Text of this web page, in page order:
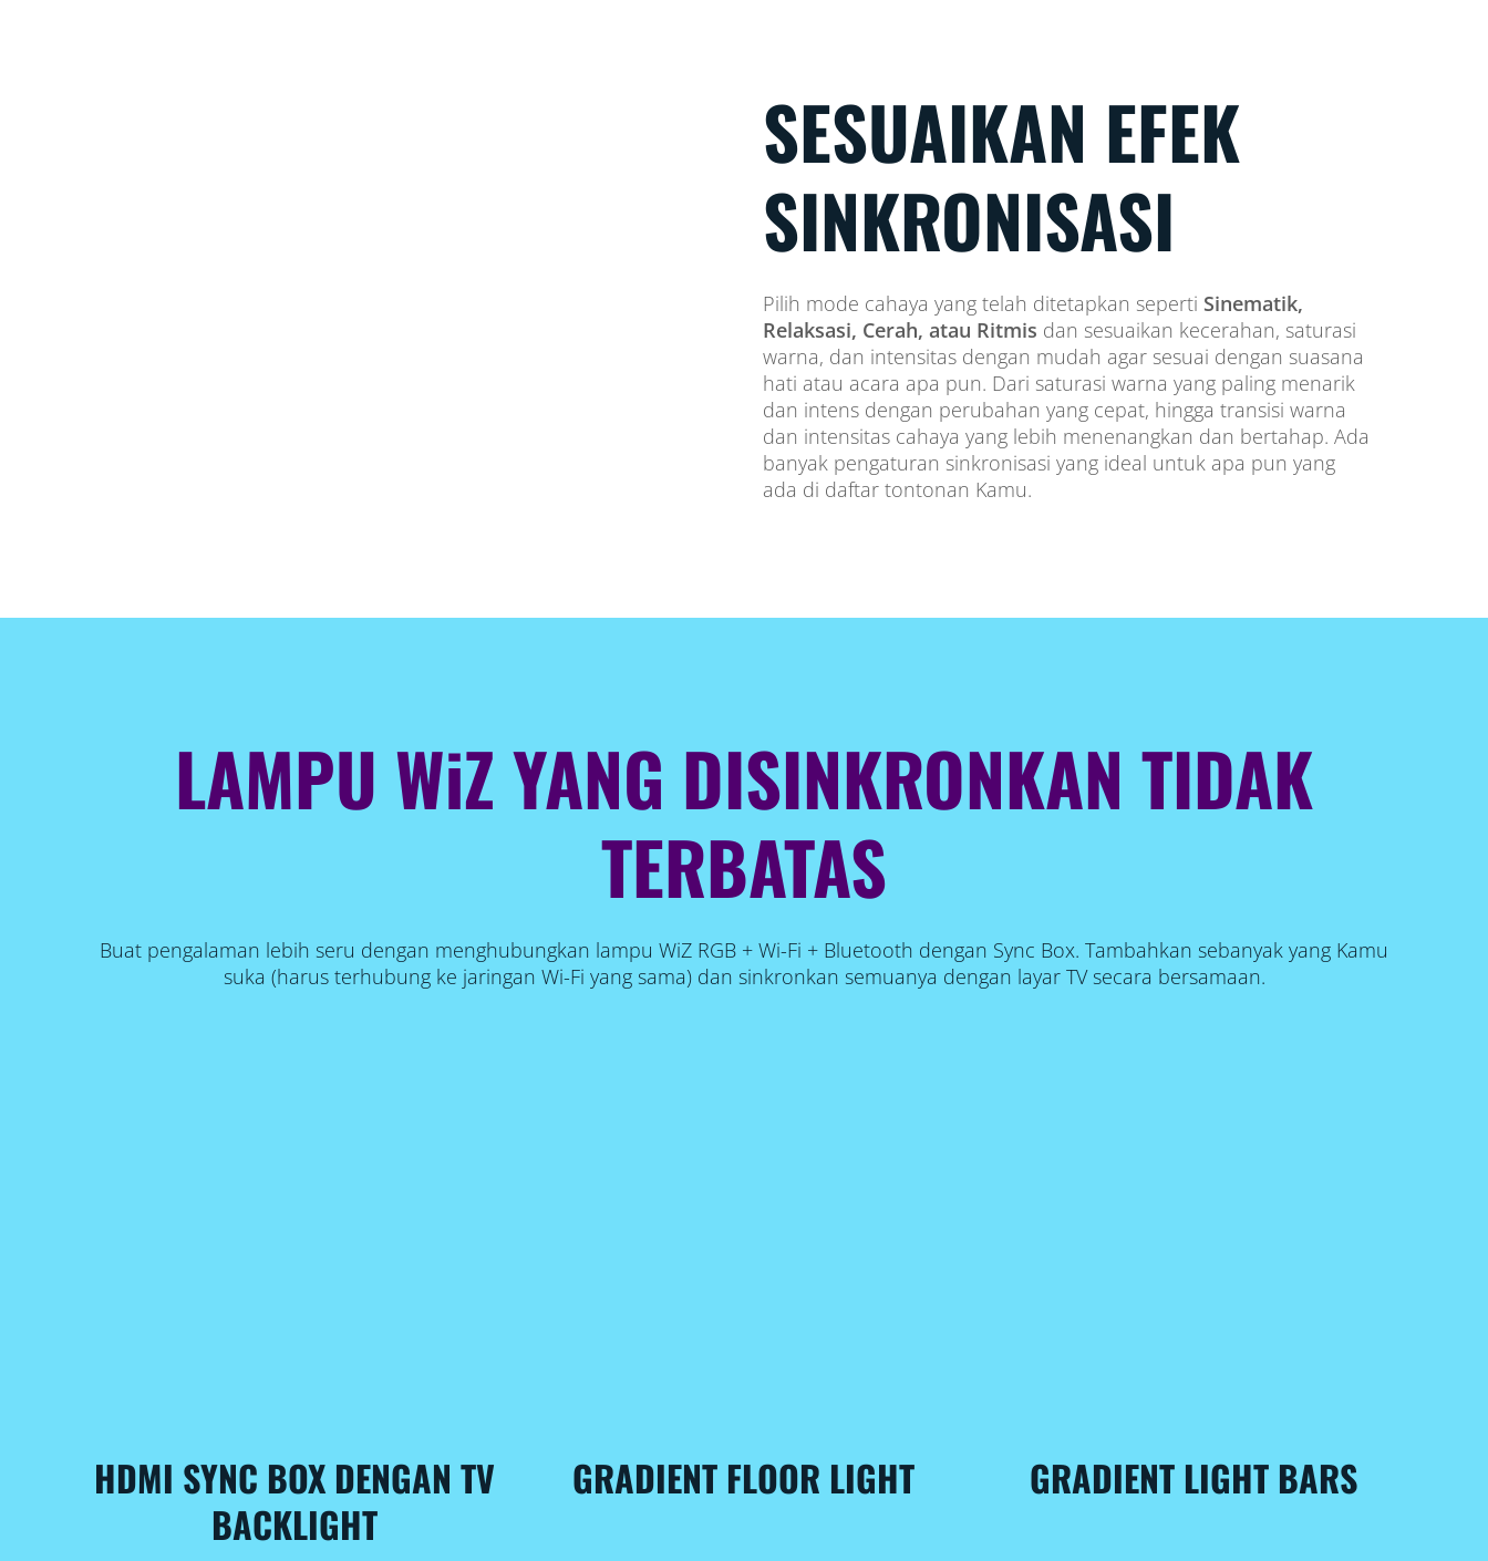
SESUAIKAN EFEK
SINKRONISASI
Pilih mode cahaya yang telah ditetapkan seperti Sinematik,
Relaksasi, Cerah, atau Ritmis dan sesuaikan kecerahan, saturasi
warna, dan intensitas dengan mudah agar sesuai dengan suasana
hati atau acara apa pun. Dari saturasi warna yang paling menarik
dan intens dengan perubahan yang cepat, hingga transisi warna
dan intensitas cahaya yang lebih menenangkan dan bertahap. Ada
banyak pengaturan sinkronisasi yang ideal untuk apa pun yang
ada di daftar tontonan Kamu.
LAMPU WiZ YANG DISINKRONKAN TIDAK
TERBATAS
Buat pengalaman lebih seru dengan menghubungkan lampu WiZ RGB + Wi-Fi + Bluetooth dengan Sync Box. Tambahkan sebanyak yang Kamu
suka (harus terhubung ke jaringan Wi-Fi yang sama) dan sinkronkan semuanya dengan layar TV secara bersamaan.
HDMI SYNC BOX DENGAN TV
BACKLIGHT
GRADIENT FLOOR LIGHT GRADIENT LIGHT BARS